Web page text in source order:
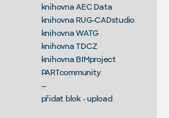
knihovna AEC Data
knihovna RUG-CADstudio
knihovna WATG
knihovna TDCZ
knihovna BIMproject
PARTcommunity
--
přidat blok - upload